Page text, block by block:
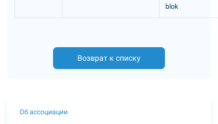
blok
Возврат к списку
Об ассоциации